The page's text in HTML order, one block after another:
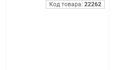
Код товара: 22262